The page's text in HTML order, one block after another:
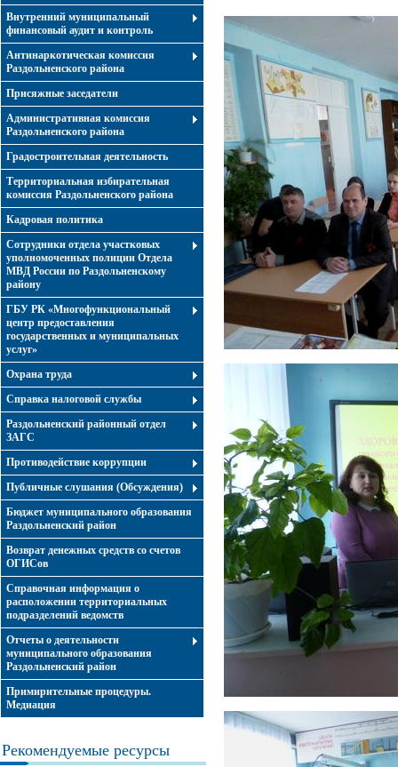
Внутренний муниципальный
финансовый аудит и контроль
Антинаркотическая комиссия
Раздольненского района
Присяжные заседатели
Административная комиссия
Раздольненского района
Градостроительная деятельность
Территориальная избирательная
комиссия Раздольненского района
Кадровая политика
Сотрудники отдела участковых
уполномоченных полиции Отдела
МВД России по Раздольненскому
району
ГБУ РК «Многофункциональный
центр предоставления
государственных и муниципальных
услуг»
Охрана труда
Справка налоговой службы
Раздольненский районный отдел
ЗАГС
Противодействие коррупции
Публичные слушания (Обсуждения)
Бюджет муниципального образования
Раздольненский район
Возврат денежных средств со счетов
ОГИСов
Справочная информация о
расположении территориальных
подразделений ведомств
Отчеты о деятельности
муниципального образования
Раздольненский район
Примирительные процедуры.
Медиация
Рекомендуемые ресурсы